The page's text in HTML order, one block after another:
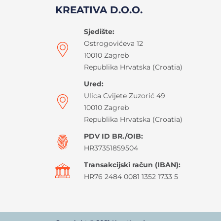
KREATIVA D.O.O.
Sjedište:
Ostrogovićeva 12
10010 Zagreb
Republika Hrvatska (Croatia)
Ured:
Ulica Cvijete Zuzorić 49
10010 Zagreb
Republika Hrvatska (Croatia)
PDV ID BR./OIB:
HR37351859504
Transakcijski račun (IBAN):
HR76 2484 0081 1352 1733 5